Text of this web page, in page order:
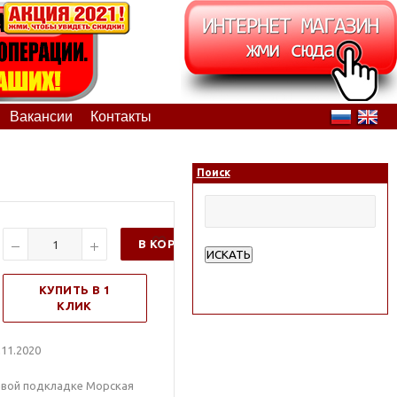
Вакансии Контакты
В КОРЗИНУ
КУПИТЬ В 1
КЛИК
подкладке Морская
Поиск
ИСКАТЬ